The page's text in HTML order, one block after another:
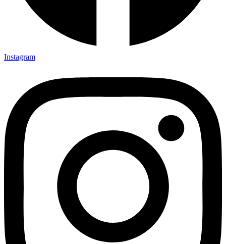
Instagram